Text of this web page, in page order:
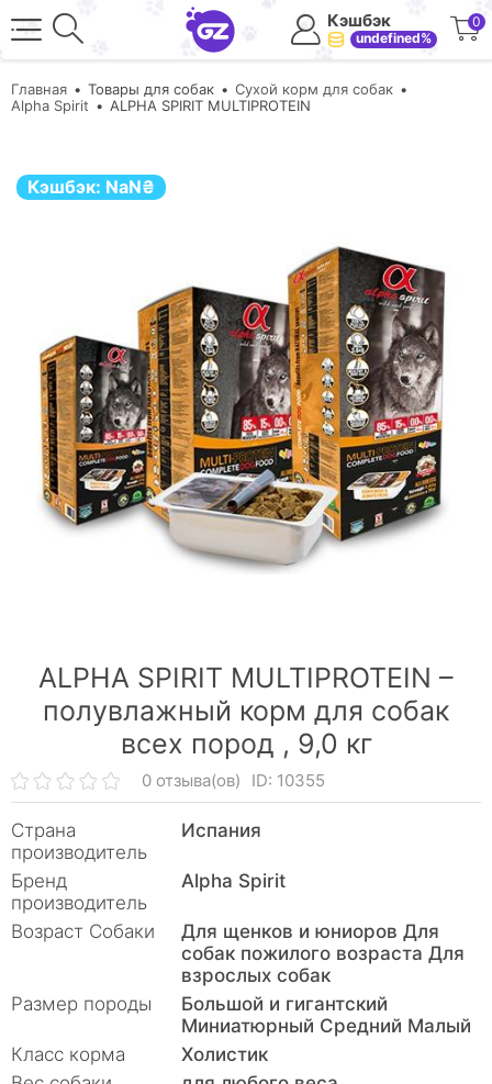
Кэшбэк
undefined%
0
Главная Товары для собак
Сухой корм для собак
Alpha Spirit
ALPHA SPIRIT MULTIPROTEIN
Кэшбэк: NaN₴
ALPHA SPIRIT MULTIPROTEIN –
полувлажный корм для собак
всех пород , 9,0 кг
0 отзыва(ов) ID: 10355
Страна
производитель
Испания
Бренд
производитель
Alpha Spirit
Возраст Собаки
Для щенков и юниоров Для
собак пожилого возраста Для
взрослых собак
Размер породы
Большой и гигантский
Миниатюрный Средний Малый
Класс корма
Холистик